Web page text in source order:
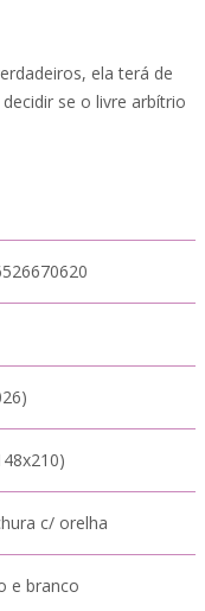
ela terá de
se o livre arbítrio
c/ orelha
e branco